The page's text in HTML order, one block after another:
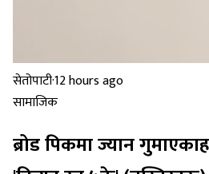
सेतोपाटी·12 hours ago
सामाजिक
ब्रोड पिकमा ज्यान